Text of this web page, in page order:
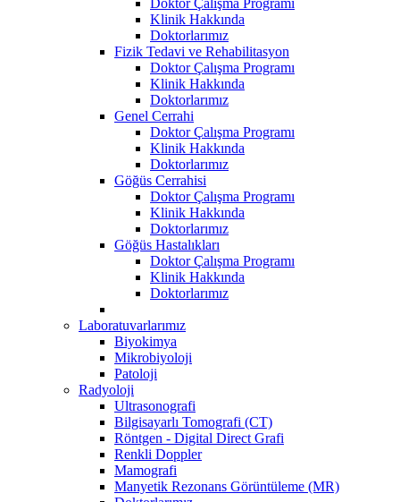
Klinik Hakkında
Doktorlarımız
Fizik Tedavi ve Rehabilitasyon
Doktor Çalışma Programı
Klinik Hakkında
Doktorlarımız
Genel Cerrahi
Doktor Çalışma Programı
Klinik Hakkında
Doktorlarımız
Göğüs Cerrahisi
Doktor Çalışma Programı
Klinik Hakkında
Doktorlarımız
Göğüs Hastalıkları
Doktor Çalışma Programı
Klinik Hakkında
Doktorlarımız
Laboratuvarlarımız
Biyokimya
Mikrobiyoloji
Patoloji
Radyoloji
Ultrasonografi
Bilgisayarlı Tomografi (CT)
Röntgen - Digital Direct Grafi
Renkli Doppler
Mamografi
Manyetik Rezonans Görüntüleme (MR)